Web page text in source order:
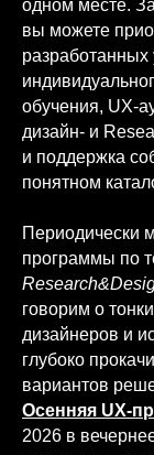
одном месте.
вы можете
разработанных
обучения, UX-
дизайн- и
и поддержка
понятном
Периодически
программы по
говорим о
дизайнеров и
глубоко
вариантов
Осенняя UX-
2026 в